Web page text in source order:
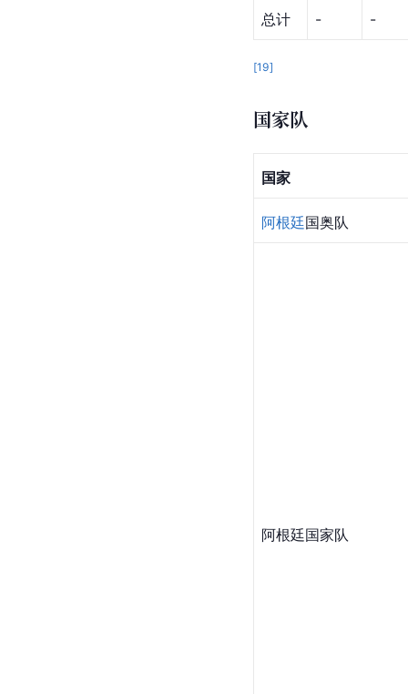
总计 - -
[19]
国家队
国家
阿根廷国奥队
阿根廷国家队